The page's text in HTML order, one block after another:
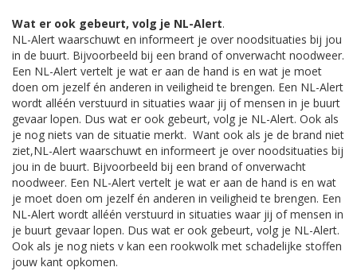
Wat er ook gebeurt, volg je NL-Alert.
NL-Alert waarschuwt en informeert je over noodsituaties bij jou
in de buurt. Bijvoorbeeld bij een brand of onverwacht noodweer.
Een NL-Alert vertelt je wat er aan de hand is en wat je moet
doen om jezelf én anderen in veiligheid te brengen. Een NL-Alert
wordt alléén verstuurd in situaties waar jij of mensen in je buurt
gevaar lopen. Dus wat er ook gebeurt, volg je NL-Alert. Ook als
je nog niets van de situatie merkt. Want ook als je de brand niet
ziet,NL-Alert waarschuwt en informeert je over noodsituaties bij
jou in de buurt. Bijvoorbeeld bij een brand of onverwacht
noodweer. Een NL-Alert vertelt je wat er aan de hand is en wat
je moet doen om jezelf én anderen in veiligheid te brengen. Een
NL-Alert wordt alléén verstuurd in situaties waar jij of mensen in
je buurt gevaar lopen. Dus wat er ook gebeurt, volg je NL-Alert.
Ook als je nog niets v kan een rookwolk met schadelijke stoffen
jouw kant opkomen.